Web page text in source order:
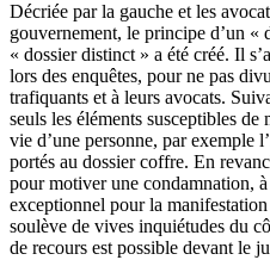
Décriée par la gauche et les
gouvernement, le principe d’un «
« dossier distinct » a été créé. Il
lors des enquêtes, pour ne pas
trafiquants et à leurs avocats.
seuls les éléments susceptibles
vie d’une personne, par exemple
portés au dossier coffre. En
pour motiver une condamnation,
exceptionnel pour la
soulève de vives inquiétudes du
de recours est possible devant le